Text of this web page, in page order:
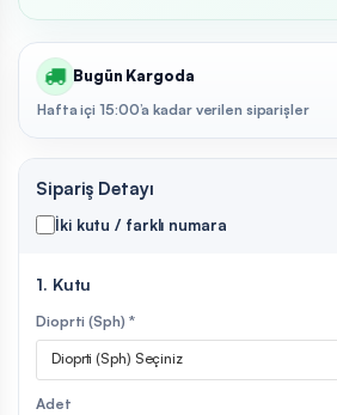
Bugün Kargoda
Hafta içi 15:00’a kadar verilen siparişler
Sipariş Detayı
İki kutu / farklı numara
1. Kutu
Dioprti (Sph) *
Dioprti (Sph) Seçiniz
Adet